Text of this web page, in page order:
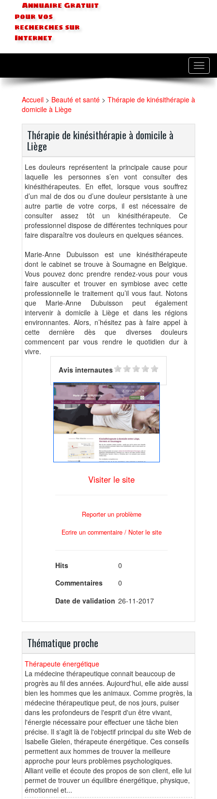
Annuaire Gratuit
pour vos
recherches sur
Internet
Accueil > Beauté et santé > Thérapie de kinésithérapie à
domicile à Liège
Thérapie de kinésithérapie à domicile à
Liège
Les douleurs représentent la principale cause pour
laquelle les personnes s’en vont consulter des
kinésithérapeutes. En effet, lorsque vous souffrez
d’un mal de dos ou d’une douleur persistante à une
autre partie de votre corps, il est nécessaire de
consulter assez tôt un kinésithérapeute. Ce
professionnel dispose de différentes techniques pour
faire disparaître vos douleurs en quelques séances.
Marie-Anne Dubuisson est une kinésithérapeute
dont le cabinet se trouve à Soumagne en Belgique.
Vous pouvez donc prendre rendez-vous pour vous
faire ausculter et trouver en symbiose avec cette
professionnelle le traitement qu’il vous faut. Notons
que Marie-Anne Dubuisson peut également
intervenir à domicile à Liège et dans les régions
environnantes. Alors, n’hésitez pas à faire appel à
cette dernière dès que diverses douleurs
commencent par vous rendre le quotidien dur à
vivre.
Avis internautes
Visiter le site
Reporter un problème
Ecrire un commentaire / Noter le site
Hits
0
Commentaires
0
Date de validation 26-11-2017
Thématique proche
Thérapeute énergétique
La médecine thérapeutique connait beaucoup de
progrès au fil des années. Aujourd'hui, elle aide aussi
bien les hommes que les animaux. Comme progrès, la
médecine thérapeutique peut, de nos jours, puiser
dans les profondeurs de l'esprit d'un être vivant,
l'énergie nécessaire pour effectuer une tâche bien
précise. Il s'agit là de l'objectif principal du site Web de
Isabelle Gielen, thérapeute énergétique. Ces conseils
permettent aux hommes de trouver la meilleure
approche pour leurs problèmes psychologiques.
Alliant veille et écoute des propos de son client, elle lui
permet de trouver un équilibre énergétique, physique,
émotionnel et...